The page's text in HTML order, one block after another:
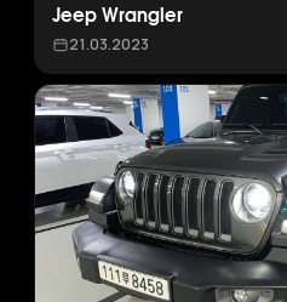
Jeep Wrangler
21.03.2023